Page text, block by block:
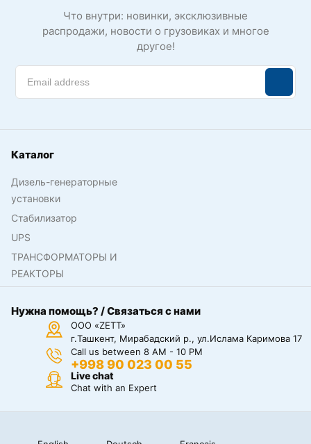
Что внутри: новинки, эксклюзивные
распродажи, новости о грузовиках и многое
другое!
Каталог
Дизель-генераторные
установки
Стабилизатор
UPS
ТРАНСФОРМАТОРЫ И
РЕАКТОРЫ
Нужна помощь? / Связаться с нами
ООО «ZETT»
г.Ташкент, Мирабадский р., ул.Ислама Каримова 17
Call us between 8 AM - 10 PM
+998 90 023 00 55
Live chat
Chat with an Expert